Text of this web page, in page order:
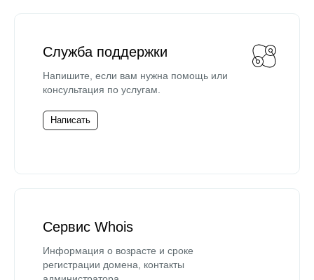
Служба поддержки
Напишите, если вам нужна помощь или
консультация по услугам.
Написать
Сервис Whois
Информация о возрасте и сроке
регистрации домена, контакты